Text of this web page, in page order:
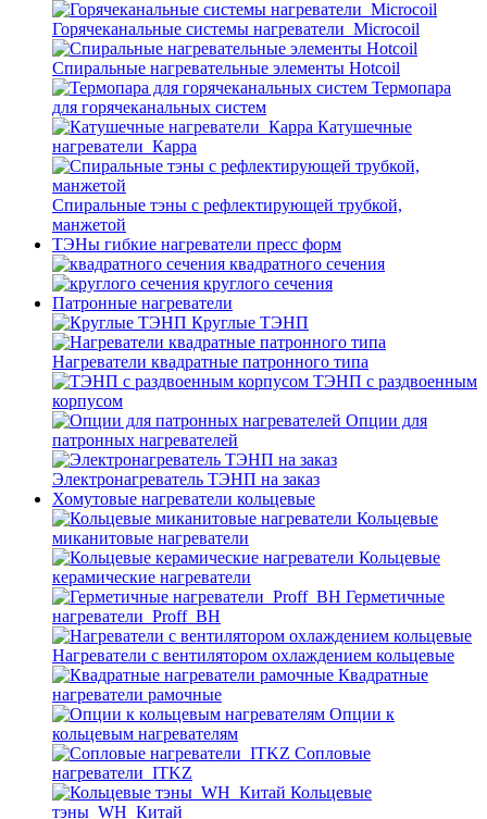
Горячеканальные системы нагреватели_Microcoil
Спиральные нагревательные элементы Hotcoil
Термопара
для горячеканальных систем
Катушечные
нагреватели_Карра
Спиральные тэны с рефлектирующей трубкой,
манжетой
ТЭНы гибкие нагреватели пресс форм
квадратного сечения
круглого сечения
Патронные нагреватели
Круглые ТЭНП
Нагреватели квадратные патронного типа
ТЭНП с раздвоенным
корпусом
Опции для
патронных нагревателей
Электронагреватель ТЭНП на заказ
Хомутовые нагреватели кольцевые
Кольцевые
миканитовые нагреватели
Кольцевые
керамические нагреватели
Герметичные
нагреватели_Proff_BH
Нагреватели с вентилятором охлаждением кольцевые
Квадратные
нагреватели рамочные
Опции к
кольцевым нагревателям
Cопловые
нагреватели_ITKZ
Кольцевые
тэны_WH_Китай